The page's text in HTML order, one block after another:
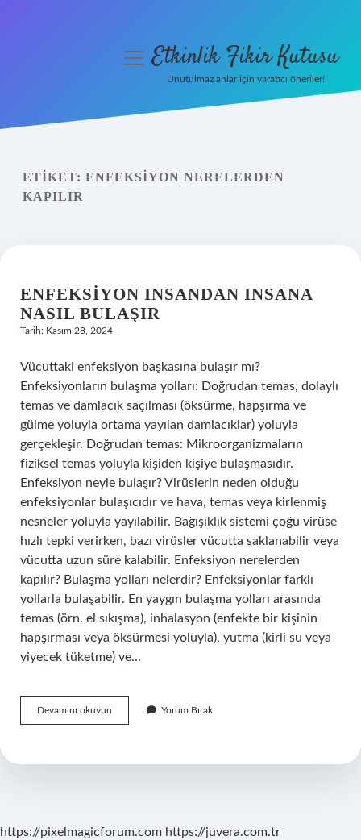
Yasal Uyarı
menüyüEtkinlik Fikir Kutusu
Unutulmaz anlar için yaratıcı öneriler!
ETIKET: ENFEKSIYON NERELERDEN
KAPILIR
ENFEKSIYON INSANDAN INSANA
NASIL BULAŞIR
Tarih: Kasım 28, 2024
Vücuttaki enfeksiyon başkasına bulaşır mı?
Enfeksiyonların bulaşma yolları: Doğrudan temas, dolaylı
temas ve damlacık saçılması (öksürme, hapşırma ve
gülme yoluyla ortama yayılan damlacıklar) yoluyla
gerçekleşir. Doğrudan temas: Mikroorganizmaların
fiziksel temas yoluyla kişiden kişiye bulaşmasıdır.
Enfeksiyon neyle bulaşır? Virüslerin neden olduğu
enfeksiyonlar bulaşıcıdır ve hava, temas veya kirlenmiş
nesneler yoluyla yayılabilir. Bağışıklık sistemi çoğu virüse
hızlı tepki verirken, bazı virüsler vücutta saklanabilir veya
vücutta uzun süre kalabilir. Enfeksiyon nerelerden
kapılır? Bulaşma yolları nelerdir? Enfeksiyonlar farklı
yollarla bulaşabilir. En yaygın bulaşma yolları arasında
temas (örn. el sıkışma), inhalasyon (enfekte bir kişinin
hapşırması veya öksürmesi yoluyla), yutma (kirli su veya
yiyecek tüketme) ve…
Devamını okuyun Enfeksiyon
Insandan
Bulaşır
Yorum Bırak
https://pixelmagicforum.com https://juvera.com.tr